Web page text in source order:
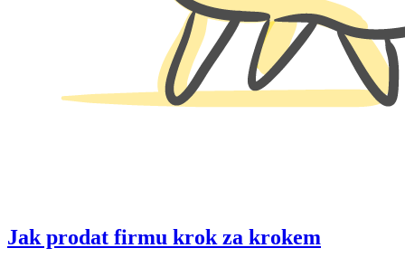
Jak prodat firmu krok za krokem